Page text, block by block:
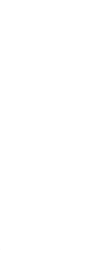
© 2025